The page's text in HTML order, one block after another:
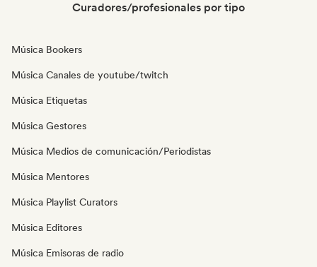
Curadores/profesionales por tipo
Música Bookers
Música Canales de youtube/twitch
Música Etiquetas
Música Gestores
Música Medios de comunicación/Periodistas
Música Mentores
Música Playlist Curators
Música Editores
Música Emisoras de radio